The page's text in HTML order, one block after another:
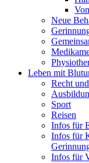
Neue
Leben mit
Recht
Sport
Reisen
Infos für
Infos für
Infos für